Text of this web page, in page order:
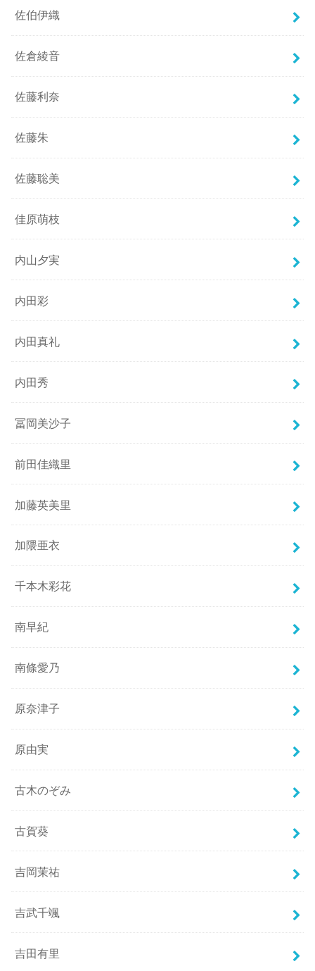
佐伯伊織
佐倉綾音
佐藤利奈
佐藤朱
佐藤聡美
佳原萌枝
内山夕実
内田彩
内田真礼
内田秀
冨岡美沙子
前田佳織里
加藤英美里
加隈亜衣
千本木彩花
南早紀
南條愛乃
原奈津子
原由実
古木のぞみ
古賀葵
吉岡茉祐
吉武千颯
吉田有里